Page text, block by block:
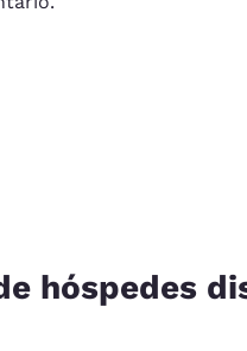
hóspedes